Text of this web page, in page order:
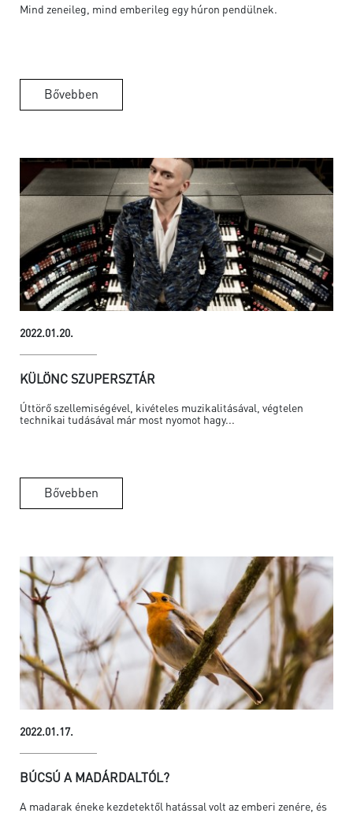
Mind zeneileg, mind emberileg egy húron pendülnek.
Bővebben
2022.01.20.
KÜLÖNC SZUPERSZTÁR
Úttörő szellemiségével, kivételes muzikalitásával, végtelen
technikai tudásával már most nyomot hagy...
Bővebben
2022.01.17.
BÚCSÚ A MADÁRDALTÓL?
A madarak éneke kezdetektől hatással volt az emberi zenére, és